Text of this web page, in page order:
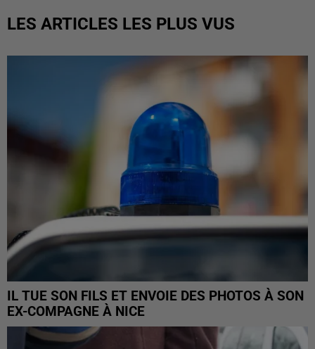
LES ARTICLES LES PLUS VUS
IL TUE SON FILS ET ENVOIE DES PHOTOS À SON
EX-COMPAGNE À NICE